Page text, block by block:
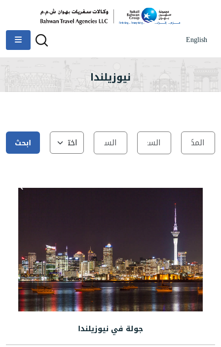
English
نيوزيلندا
ابحث
جولة في نيوزيلندا